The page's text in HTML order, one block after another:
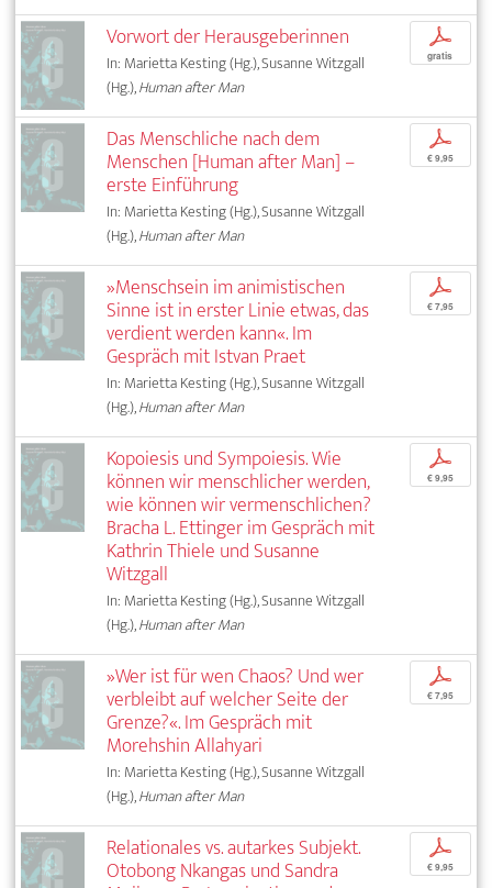
Vorwort der Herausgeberinnen
In: Marietta Kesting (Hg.), Susanne Witzgall
(Hg.),Human after Man
p
gratis
Das Menschliche nach dem
Menschen [Human after Man] –
erste Einführung
In: Marietta Kesting (Hg.), Susanne Witzgall
(Hg.),Human after Man
p
€ 9,95
»Menschsein im animistischen
Sinne ist in erster Linie etwas, das
verdient werden kann«. Im
Gespräch mit Istvan Praet
In: Marietta Kesting (Hg.), Susanne Witzgall
(Hg.),Human after Man
p
€ 7,95
Kopoiesis und Sympoiesis. Wie
können wir menschlicher werden,
wie können wir vermenschlichen?
Bracha L. Ettinger im Gespräch mit
Kathrin Thiele und Susanne
Witzgall
In: Marietta Kesting (Hg.), Susanne Witzgall
(Hg.),Human after Man
p
€ 9,95
»Wer ist für wen Chaos? Und wer
verbleibt auf welcher Seite der
Grenze?«. Im Gespräch mit
Morehshin Allahyari
In: Marietta Kesting (Hg.), Susanne Witzgall
(Hg.),Human after Man
p
€ 7,95
Relationales vs. autarkes Subjekt.
Otobong Nkangas und Sandra
p
€ 9,95